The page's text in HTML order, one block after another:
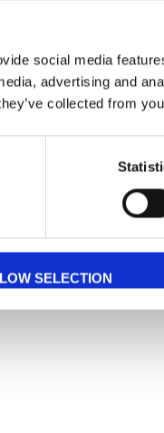
social media
advertising and
collected from
SELECTION